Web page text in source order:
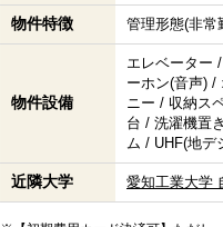
物件特徴 管理形態(非常
物件設備
エレベーター
ーホン(音声) /
ニー / 収納ス
台 / 洗濯機置
ム / UHF(地デ
近隣大学 愛知工業大学